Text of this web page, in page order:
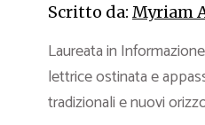
Scritto da: Myriam
Laureata in
lettrice ostinata e
tradizionali e nuovi